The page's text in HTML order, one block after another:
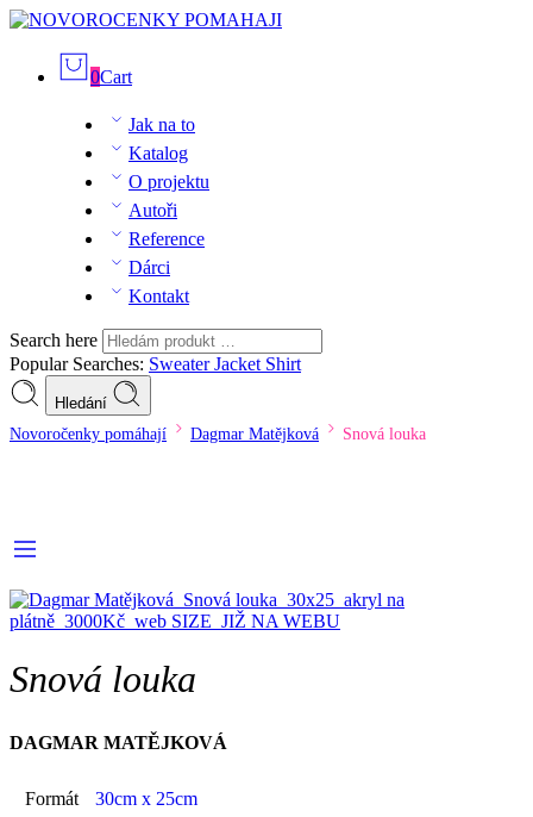
0Cart
Jak na to
Katalog
O projektu
Autoři
Reference
Dárci
Kontakt
Search here
Popular Searches: SweaterJacket Shirt
Hledání
Novoročenky pomáhají Dagmar Matějková Snová louka
Snová louka
DAGMAR MATĚJKOVÁ
Formát 30cm x 25cm